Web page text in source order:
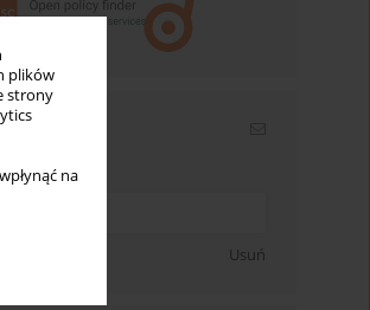
plików
strony
na
email
Usuń